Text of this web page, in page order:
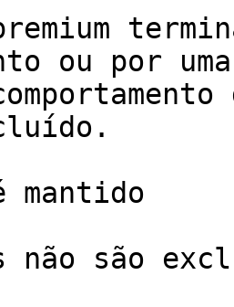
ou por
mantido
não são